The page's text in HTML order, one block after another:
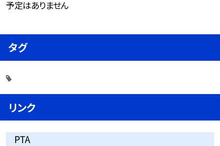
予定はありません
タグ
リンク
PTA